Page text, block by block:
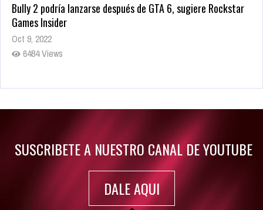
Bully 2 podría lanzarse después de GTA 6, sugiere Rockstar
Games Insider
Oct 9, 2022
6484 Views
Rumor: Se filtran los primeros detalles de Resident Evil 9
SUSCRIBETE A NUESTRO CANAL DE YOUTUBE
DALE AQUI